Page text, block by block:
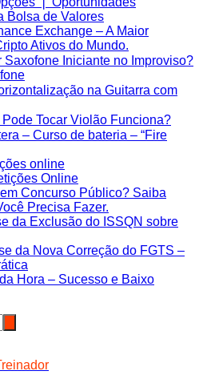
Bolsa de Valores
Exchange – A Maior
Ativos do Mundo.
Saxofone Iniciante no Improviso?
na Guitarra com
Tocar Violão Funciona?
– Curso de bateria – “Fire
online
Online
Concurso Público? Saiba
Precisa Fazer.
da Exclusão do ISSQN sobre
da Nova Correção do FGTS –
Hora – Sucesso e Baixo